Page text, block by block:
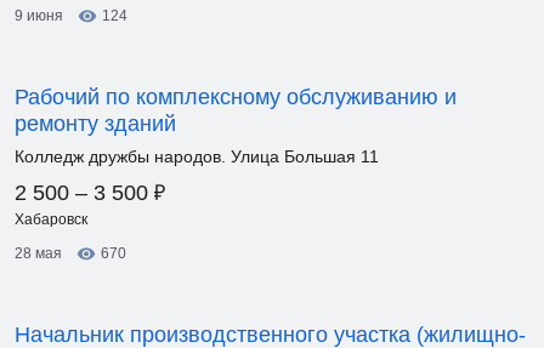
9 июня
124
Рабочий по комплексному обслуживанию и
ремонту зданий
Колледж дружбы народов. Улица Большая 11
2 500 – 3 500 ₽
Хабаровск
28 мая
670
Начальник производственного участка (жилищно-